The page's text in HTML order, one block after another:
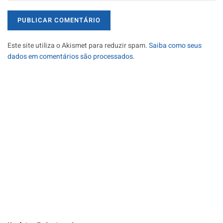
Este site utiliza o Akismet para reduzir spam.Saiba como seus
dados em comentários são processados.